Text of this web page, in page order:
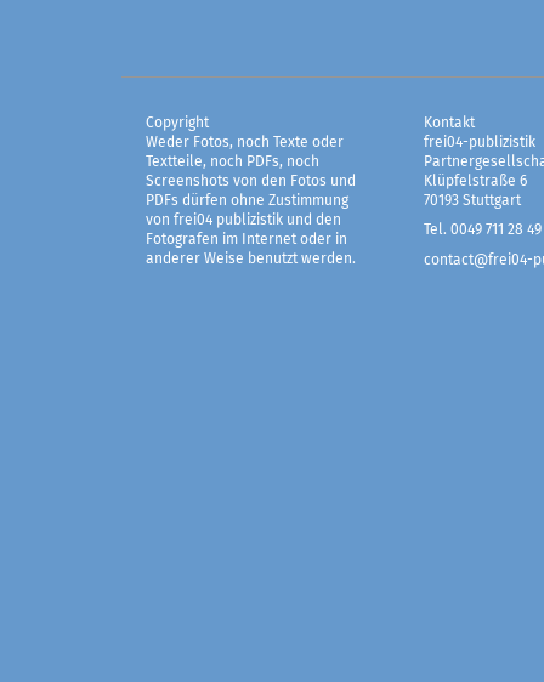
Copyright
Weder Fotos, noch Texte oder
Textteile, noch PDFs, noch
Screenshots von den Fotos und
PDFs dürfen ohne Zustimmung
von frei04 publizistik und den
Fotografen im Internet oder in
anderer Weise benutzt werden.
Kontakt
frei04-publizistik
Klüpfelstraße 6
70193 Stuttgart
Tel. 0049 711 28 49
contact@frei04-